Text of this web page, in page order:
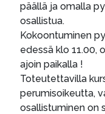
päällä ja omalla
osallistua.
Kokoontuminen
edessä klo 11.00,
ajoin paikalla !
Toteutettavilla
perumisoikeutta,
osallistuminen on